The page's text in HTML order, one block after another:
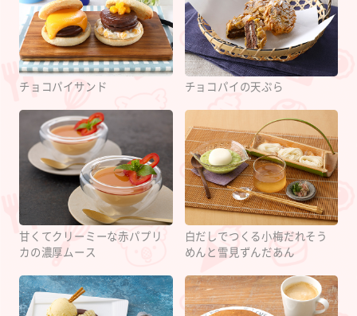
チョコパイサンド チョコパイの天ぷら
甘くてクリーミーな赤パプリ
カの濃厚ムース
白だしでつくる小梅だれそう
めんと雪見ずんだあん